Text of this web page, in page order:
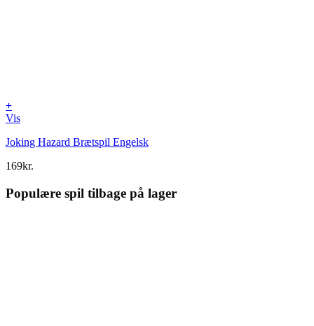
+
Vis
Joking Hazard Brætspil Engelsk
169kr.
Populære spil tilbage på lager